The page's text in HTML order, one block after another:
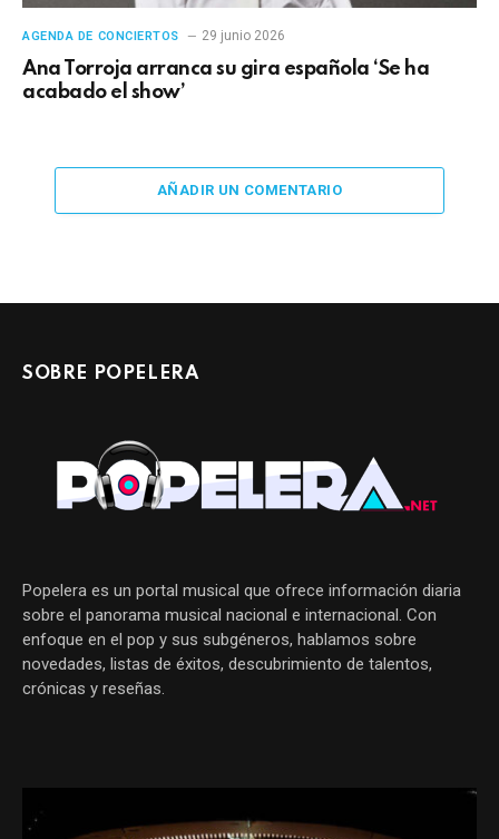
AGENDA DE CONCIERTOS 29 junio 2026
Ana Torroja arranca su gira española ‘Se ha
acabado el show’
AÑADIR UN COMENTARIO
SOBRE POPELERA
Popelera es un portal musical que ofrece información diaria
sobre el panorama musical nacional e internacional. Con
enfoque en el pop y sus subgéneros, hablamos sobre
novedades, listas de éxitos, descubrimiento de talentos,
crónicas y reseñas.